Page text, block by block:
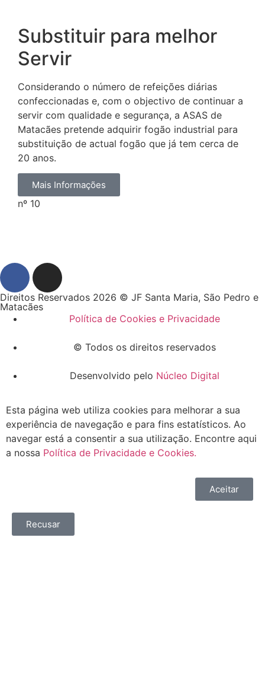
Substituir para melhor
Servir
Considerando o número de refeições diárias
confeccionadas e, com o objectivo de continuar a
servir com qualidade e segurança, a ASAS de
Matacães pretende adquirir fogão industrial para
substituição de actual fogão que já tem cerca de
20 anos.
Mais Informações
nº 10
Direitos Reservados 2026 © JF Santa Maria, São Pedro e
Matacães
Política de Cookies e Privacidade
© Todos os direitos reservados
Desenvolvido pelo Núcleo Digital
Esta página web utiliza cookies para melhorar a sua
experiência de navegação e para fins estatísticos. Ao
navegar está a consentir a sua utilização. Encontre aqui
a nossa Política de Privacidade e Cookies.
Aceitar
Recusar